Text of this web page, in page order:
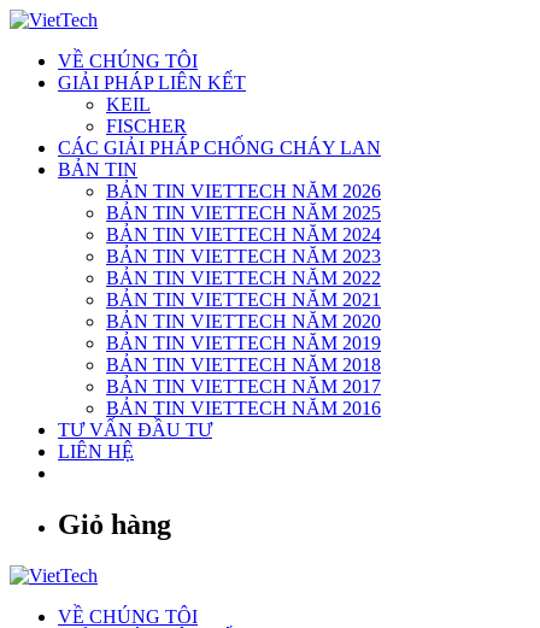
Skip
contentVỀ CHÚNG TÔI
GIẢI PHÁP LIÊN KẾT
KEIL
FISCHER
CÁC GIẢI PHÁP CHỐNG CHÁY LAN
BẢN TIN
BẢN TIN VIETTECH NĂM 2026
BẢN TIN VIETTECH NĂM 2025
BẢN TIN VIETTECH NĂM 2024
BẢN TIN VIETTECH NĂM 2023
BẢN TIN VIETTECH NĂM 2022
BẢN TIN VIETTECH NĂM 2021
BẢN TIN VIETTECH NĂM 2020
BẢN TIN VIETTECH NĂM 2019
BẢN TIN VIETTECH NĂM 2018
BẢN TIN VIETTECH NĂM 2017
BẢN TIN VIETTECH NĂM 2016
TƯ VẤN ĐẦU TƯ
LIÊN HỆ
Giỏ hàng
VỀ CHÚNG TÔI